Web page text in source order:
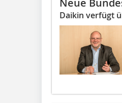
Daikin verfügt